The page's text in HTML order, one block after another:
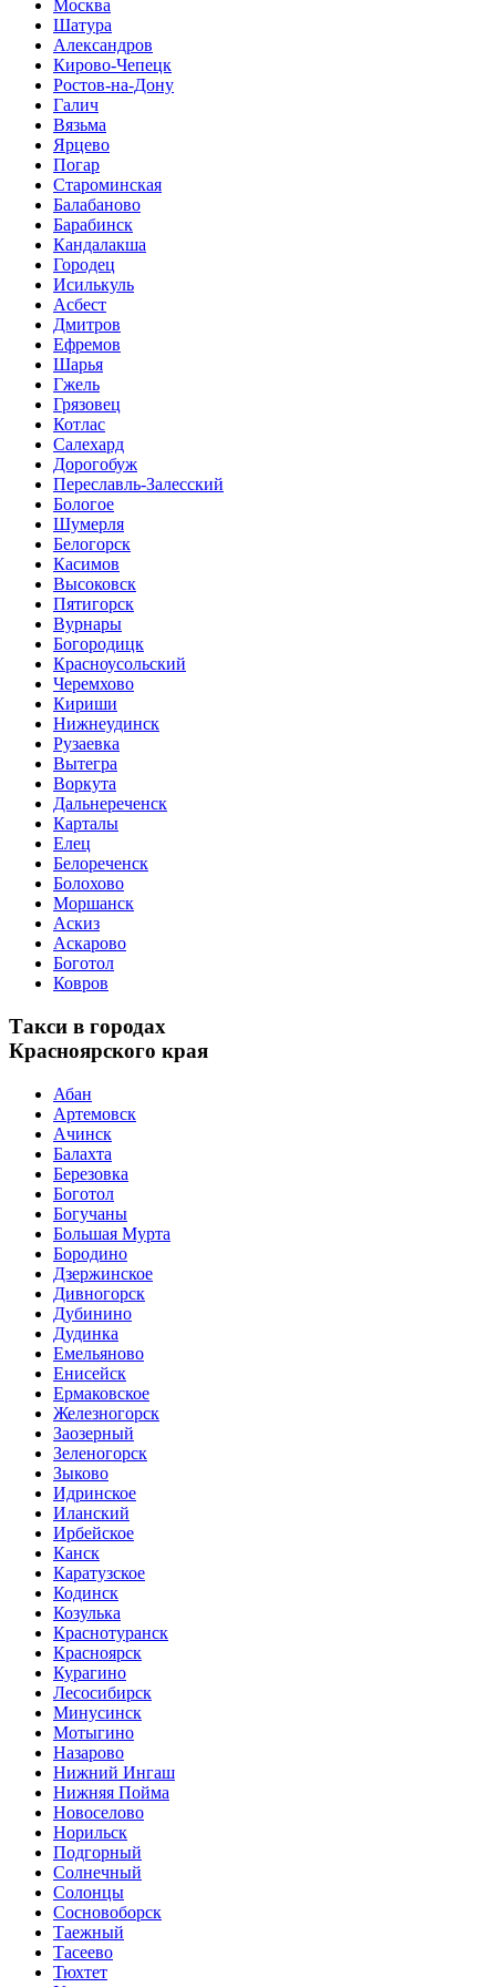
Москва
Шатура
Александров
Кирово-Чепецк
Ростов-на-Дону
Галич
Вязьма
Ярцево
Погар
Староминская
Балабаново
Барабинск
Кандалакша
Городец
Исилькуль
Асбест
Дмитров
Ефремов
Шарья
Гжель
Грязовец
Котлас
Салехард
Дорогобуж
Переславль-Залесский
Бологое
Шумерля
Белогорск
Касимов
Высоковск
Пятигорск
Вурнары
Богородицк
Красноусольский
Черемхово
Кириши
Нижнеудинск
Рузаевка
Вытегра
Воркута
Дальнереченск
Карталы
Елец
Белореченск
Болохово
Моршанск
Аскиз
Аскарово
Боготол
Ковров
Такси в городах
Красноярского края
Абан
Артемовск
Ачинск
Балахта
Березовка
Боготол
Богучаны
Большая Мурта
Бородино
Дзержинское
Дивногорск
Дубинино
Дудинка
Емельяново
Енисейск
Ермаковское
Железногорск
Заозерный
Зеленогорск
Зыково
Идринское
Иланский
Ирбейское
Канск
Каратузское
Кодинск
Козулька
Краснотуранск
Красноярск
Курагино
Лесосибирск
Минусинск
Мотыгино
Назарово
Нижний Ингаш
Нижняя Пойма
Новоселово
Норильск
Подгорный
Солнечный
Солонцы
Сосновоборск
Таежный
Тасеево
Тюхтет